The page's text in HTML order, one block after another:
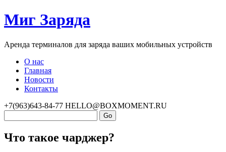
Миг Заряда
Аренда терминалов для заряда ваших мобильных устройств
О нас
Главная
Новости
Контакты
+7(963)643-84-77 HELLO@BOXMOMENT.RU
Что такое чарджер?